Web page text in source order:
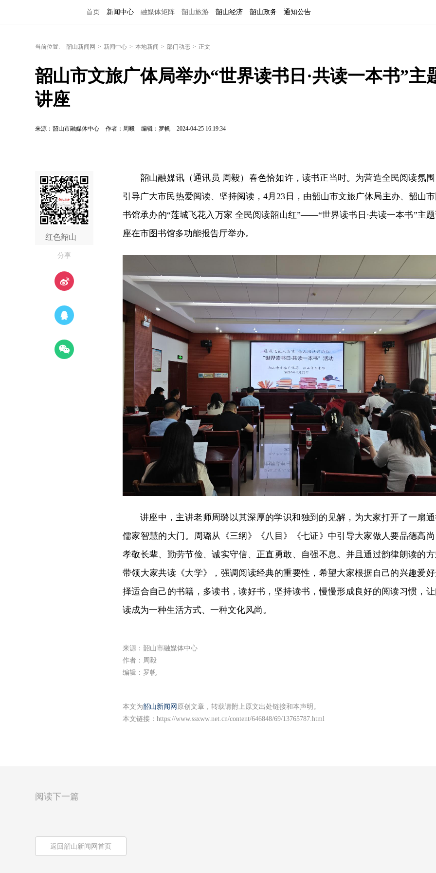
首页 新闻中心 融媒体矩阵 韶山旅游 韶山经济 韶山政务 通知公告
当前位置: 韶山新闻网 > 新闻中心 > 本地新闻 > 部门动态 > 正文
韶山市文旅广体局举办“世界读书日·共读一本书”主
讲座
来源：韶山市融媒体中心 作者：周毅 编辑：罗帆 2024-04-25 16:19:34
红色韶山
—分享—
韶山融媒讯（通讯员 周毅）春色恰如许，读书正当时。为营造全民阅读氛
引导广大市民热爱阅读、坚持阅读，4月23日，由韶山市文旅广体局主办、韶山
书馆承办的“莲城飞花入万家 全民阅读韶山红”——“世界读书日·共读一本书”主
座在市图书馆多功能报告厅举办。
讲座中，主讲老师周璐以其深厚的学识和独到的见解，为大家打开了一扇
儒家智慧的大门。周璐从《三纲》《八目》《七证》中引导大家做人要品德高
孝敬长辈、勤劳节俭、诚实守信、正直勇敢、自强不息。并且通过韵律朗读的
带领大家共读《大学》，强调阅读经典的重要性，希望大家根据自己的兴趣爱
择适合自己的书籍，多读书，读好书，坚持读书，慢慢形成良好的阅读习惯，
读成为一种生活方式、一种文化风尚。
来源：韶山市融媒体中心
作者：周毅
编辑：罗帆
本文为韶山新闻网 原创文章，转载请附上原文出处链接和本声明。
本文链接： https://www.ssxww.net.cn/content/646848/69/13765787.html
阅读下一篇
返回韶山新闻网首页